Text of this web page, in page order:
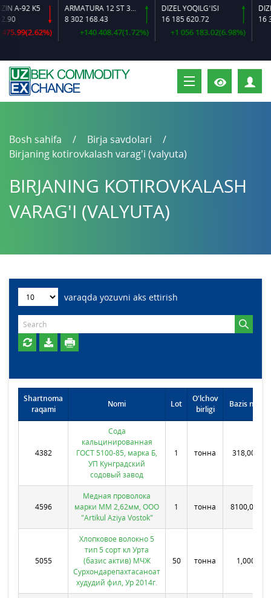
A-92 K5
ARMATURA 12 ST 35 GS O‘LCHAMLI
8 302 168.43
+140 408.47(1.72%)
DIZEL YOQILG‘ISI
16 185 620.72
+1 056 183.02(6.98%)
16
Bosh sahifa
Birja savdolari
Birjaning kotirovkalash varag'i (valyuta)
BIRJANING KOTIROVKALASH
VARAG'I (VALYUTA)
varaqda yozuvni aks ettirish
Shartnoma
raqami
Nomi Lot
O'lchov
birligi
Bazis narxi
4382
Сода
кальцинированная
ГОСТ 5100-85, марка Б,
УП Кунградский
содовый завод
1 тонна 318,0000
4596
Медная проволока
марки ММ 2,62мм, ООО
"Artikul Aziya Vostok"
1 тонна 8100,0000
5055
Хлопковое волокно 5
тип 5 сорт кл Урта
(базис актив) МЧЖ
Сурхондарепахтасаноат
худудий фил, Ур 2014г.
50 тонна 1,0000